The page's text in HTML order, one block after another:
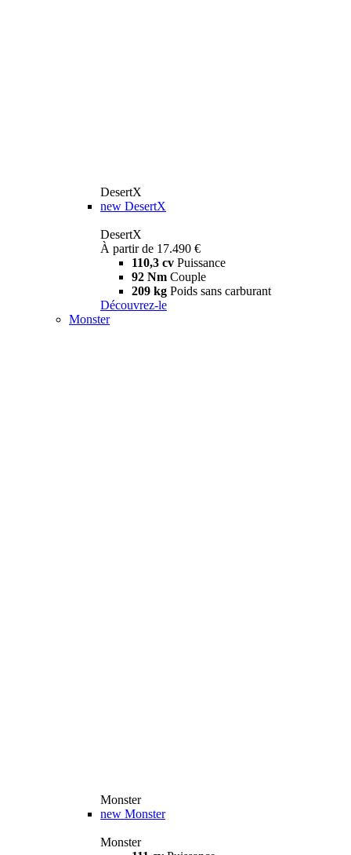
DesertX
new DesertX
DesertX
À partir de 17.490 €
110,3 cv Puissance
92 Nm Couple
209 kg Poids sans carburant
Découvrez-le
Monster
Monster
new Monster
Monster